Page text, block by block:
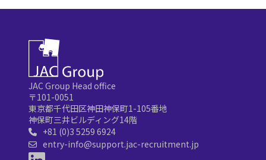
JAC Group Head office
〒101-0051
東京都千代田区神田神保町1-105番地
神保町三井ビルディング14階
+81 (0)3 5259 6924
entry-info@support.jac-recruitment.jp